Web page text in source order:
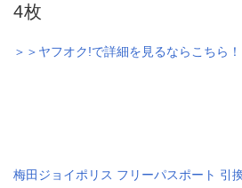
4枚
＞＞ヤフオク!で詳細を見るならこちら！
梅田ジョイポリス フリーパスポート 引